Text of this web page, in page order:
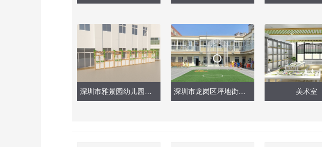
深圳市雅景园幼儿园（储物柜） 深圳市龙岗区坪地街道坪东幼儿园（现场实景） 美术室